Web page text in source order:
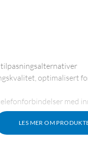
LES MER OM
optimalisert
med
lyd og effekter